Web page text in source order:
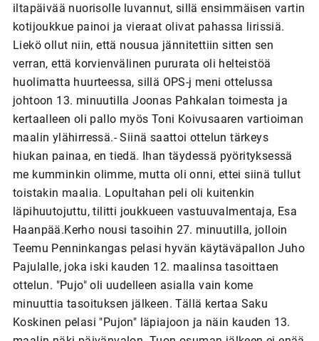
iltapäivää nuorisolle luvannut, sillä ensimmäisen vartin
kotijoukkue painoi ja vieraat olivat pahassa lirissiä.
Liekö ollut niin, että nousua jännitettiin sitten sen
verran, että korvienvälinen pururata oli helteistöä
huolimatta huurteessa, sillä OPS-j meni ottelussa
johtoon 13. minuutilla Joonas Pahkalan toimesta ja
kertaalleen oli pallo myös Toni Koivusaaren vartioiman
maalin ylähirressä.- Siinä saattoi ottelun tärkeys
hiukan painaa, en tiedä. Ihan täydessä pyörityksessä
me kumminkin olimme, mutta oli onni, ettei siinä tullut
toistakin maalia. Lopultahan peli oli kuitenkin
läpihuutojuttu, tilitti joukkueen vastuuvalmentaja, Esa
Haanpää.Kerho nousi tasoihin 27. minuutilla, jolloin
Teemu Penninkangas pelasi hyvän käytäväpallon Juho
Pajulalle, joka iski kauden 12. maalinsa tasoittaen
ottelun. "Pujo" oli uudelleen asialla vain kome
minuuttia tasoituksen jälkeen. Tällä kertaa Saku
Koskinen pelasi "Pujon" läpiajoon ja näin kauden 13.